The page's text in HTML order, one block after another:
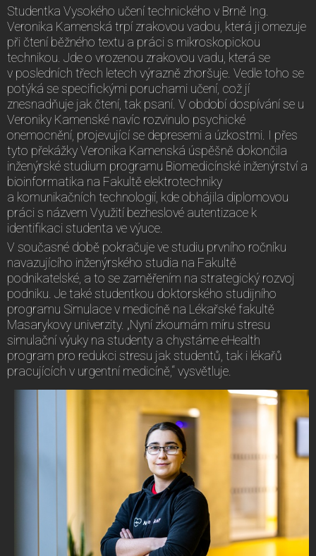
Studentka Vysokého učení technického v Brně Ing.
Veronika Kamenská trpí zrakovou vadou, která ji omezuje
při čtení běžného textu a práci s mikroskopickou
technikou. Jde o vrozenou zrakovou vadu, která se
v posledních třech letech výrazně zhoršuje. Vedle toho se
potýká se specifickými poruchami učení, což jí
znesnadňuje jak čtení, tak psaní. V období dospívání se u
Veroniky Kamenské navíc rozvinulo psychické
onemocnění, projevující se depresemi a úzkostmi. I přes
tyto překážky Veronika Kamenská úspěšně dokončila
inženýrské studium programu Biomedicínské inženýrství a
bioinformatika na Fakultě elektrotechniky
a komunikačních technologií, kde obhájila diplomovou
práci s názvem Využití bezheslové autentizace k
identifikaci studenta ve výuce.
V současné době pokračuje ve studiu prvního ročníku
navazujícího inženýrského studia na Fakultě
podnikatelské, a to se zaměřením na strategický rozvoj
podniku. Je také studentkou doktorského studijního
programu Simulace v medicíně na Lékařské fakultě
Masarykovy univerzity. „Nyní zkoumám míru stresu
simulační výuky na studenty a chystáme eHealth
program pro redukci stresu jak studentů, tak i lékařů
pracujících v urgentní medicíně,“ vysvětluje.